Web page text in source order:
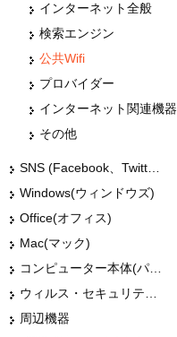
インターネット全般
検索エンジン
公共Wifi
プロバイダー
インターネット関連機器
その他
Windows(ウィンドウズ)
Office(オフィス)
Mac(マック)
周辺機器